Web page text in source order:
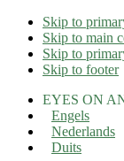
Skip to
Skip to main
Skip to
Skip to footer
EYES ON
Engels
Nederlands
Duits